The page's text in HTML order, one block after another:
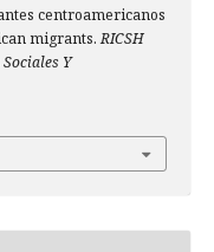
centroamericanos
migrants.RICSH
Y